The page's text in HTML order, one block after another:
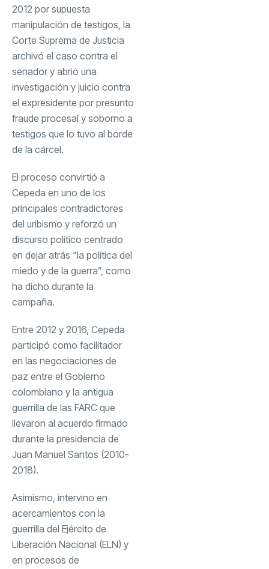
2012 por supuesta
manipulación de testigos, la
Corte Suprema de Justicia
archivó el caso contra el
senador y abrió una
investigación y juicio contra
el expresidente por presunto
fraude procesal y soborno a
testigos que lo tuvo al borde
de la cárcel.
El proceso convirtió a
Cepeda en uno de los
principales contradictores
del uribismo y reforzó un
discurso político centrado
en dejar atrás “la política del
miedo y de la guerra”, como
ha dicho durante la
campaña.
Entre 2012 y 2016, Cepeda
participó como facilitador
en las negociaciones de
paz entre el Gobierno
colombiano y la antigua
guerrilla de las FARC que
llevaron al acuerdo firmado
durante la presidencia de
Juan Manuel Santos (2010-
2018).
Asimismo, intervino en
acercamientos con la
guerrilla del Ejército de
Liberación Nacional (ELN) y
en procesos de